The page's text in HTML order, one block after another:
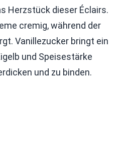
Herzstück dieser Éclairs.
cremig, während der
Vanillezucker bringt ein
und Speisestärke
und zu binden.